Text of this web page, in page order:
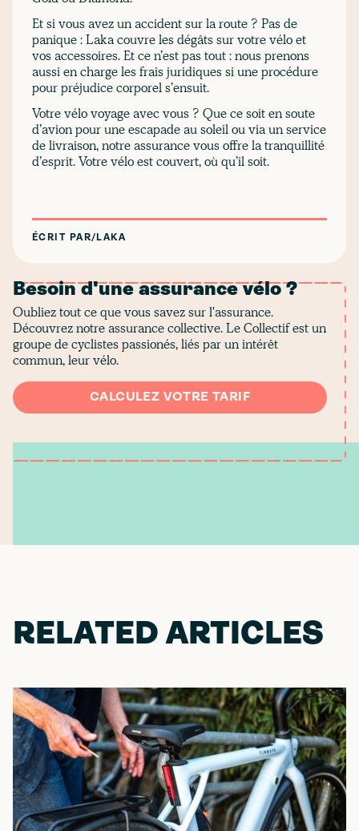
Besoin d'une assurance vélo ?
Oubliez tout ce que vous savez sur l'assurance.
Découvrez notre assurance collective. Le Collectif est un
groupe de cyclistes passionés, liés par un intérêt
commun, leur vélo.
CALCULEZ VOTRE TARIF
Et si vous avez un accident sur la route ? Pas de
panique : Laka couvre les dégâts sur votre vélo et
vos accessoires. Et ce n’est pas tout : nous prenons
aussi en charge les frais juridiques si une procédure
pour préjudice corporel s’ensuit.
Votre vélo voyage avec vous ? Que ce soit en soute
d’avion pour une escapade au soleil ou via un service
de livraison, notre assurance vous offre la tranquillité
d’esprit. Votre vélo est couvert, où qu’il soit.
ÉCRIT PAR/ LAKA
RELATED ARTICLES